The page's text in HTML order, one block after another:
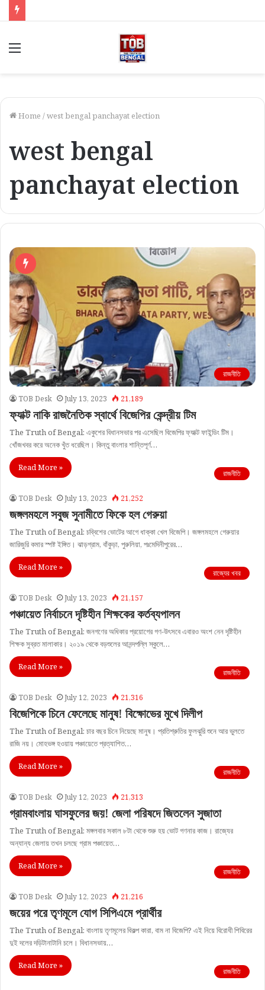
Menu
Home /west bengal panchayat election
west bengal
panchayat election
রাজনীতি
TOB Desk July 13, 2023 21,189
ফ্যাক্ট নাকি রাজনৈতিক স্বার্থে বিজেপির কেন্দ্রীয় টিম
The Truth of Bengal: একুশের বিধানসভার পর এসেছিল বিজেপির ফ্যাক্ট ফাইন্ডিং টিম।
খোঁজখবর করে অনেক খুঁত ধরেছিল। কিন্তু বাংলার শান্তিপূর্ণ…
Read More »
রাজনীতি
TOB Desk July 13, 2023 21,252
জঙ্গলমহলে সবুজ সুনামীতে ফিকে হল গেরুয়া
The Truth of Bengal: চব্বিশের ভোটের আগে ধাক্কা খেল বিজেপি। জঙ্গলমহলে গেরুয়ার
জারিজুরি কমার স্পষ্ট ইঙ্গিত। ঝাড়গ্রাম, বাঁকুড়া, পুরুলিয়া, পঃমেদিনীপুরের…
Read More »
রাজ্যের খবর
TOB Desk July 13, 2023 21,157
পঞ্চায়েত নির্বাচনে দৃষ্টিহীন শিক্ষকের কর্তব্যপালন
The Truth of Bengal: জনগণের অধিকার প্রয়োগের গণ-উৎসবে এবারও অংশ নেন দৃষ্টিহীন
শিক্ষক সুব্রত মালাকার। ২০১৯ থেকে বড়শুলের আনন্দপল্লি স্কুলে…
Read More »
রাজনীতি
TOB Desk July 12, 2023 21,316
বিজেপিকে চিনে ফেলেছে মানুষ! বিক্ষোভের মুখে দিলীপ
The Truth of Bengal: চার বছর চিনে নিয়েছে মানুষ। প্রতিশ্রুতির ফুলঝুরি শুনে আর ভুলতে
রাজি নয়। মোহভঙ্গ হওয়ায় পঞ্চায়েতে প্রত্যাশিত…
Read More »
রাজনীতি
TOB Desk July 12, 2023 21,313
গ্রামবাংলায় ঘাসফুলের জয়! জেলা পরিষদে জিতলেন সুজাতা
The Truth of Bengal: মঙ্গলবার সকাল ৮টা থেকে শুরু হয় ভোট গণনার কাজ। রাজ্যের
অন্যান্য জেলায় তখন চলছে গ্রাম পঞ্চায়েত…
Read More »
রাজনীতি
TOB Desk July 12, 2023 21,216
জয়ের পরে তৃণমূলে যোগ সিপিএমে প্রার্থীর
The Truth of Bengal: বাংলায় তৃণমূলের বিকল্প কারা, বাম না বিজেপি? এই নিয়ে বিরোধী শিবিরের
দুই দলের দড়িটানাটানি চলে। বিধানসভায়…
Read More »
রাজনীতি